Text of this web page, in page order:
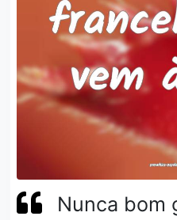
Nunca bom